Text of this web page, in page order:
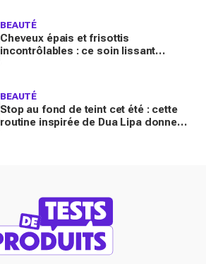
BEAUTÉ
Cheveux épais et frisottis
incontrôlables : ce soin lissant
BEAUTÉ
Stop au fond de teint cet été : cette
routine inspirée de Dua Lipa donne